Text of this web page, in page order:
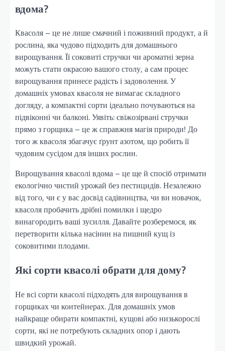
вдома?
Квасоля – це не лише смачний і поживний продукт, а й
рослина, яка чудово підходить для домашнього
вирощування. Її соковиті стручки чи ароматні зерна
можуть стати окрасою вашого столу, а сам процес
вирощування принесе радість і задоволення. У
домашніх умовах квасоля не вимагає складного
догляду, а компактні сорти ідеально почуваються на
підвіконні чи балконі. Уявіть: свіжозірвані стручки
прямо з горщика – це ж справжня магія природи! До
того ж квасоля збагачує ґрунт азотом, що робить її
чудовим сусідом для інших рослин.
Вирощування квасолі вдома – це ще й спосіб отримати
екологічно чистий урожай без пестицидів. Незалежно
від того, чи є у вас досвід садівництва, чи ви новачок,
квасоля пробачить дрібні помилки і щедро
винагородить ваші зусилля. Давайте розберемося, як
перетворити кілька насінин на пишний кущ із
соковитими плодами.
Які сорти квасолі обрати для дому?
Не всі сорти квасолі підходять для вирощування в
горщиках чи контейнерах. Для домашніх умов
найкраще обирати компактні, кущові або низькорослі
сорти, які не потребують складних опор і дають
швидкий урожай.